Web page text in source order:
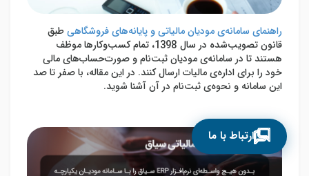
راهنمای سامانه‌ی مودیان مالیاتی و پایانه‌های فروشگاهی طبق
قانون تصویب‌شده در سال 1398، تمام کسب‌وکارها موظف
هستند تا در سامانه‌ی مودیان ثبت‌نام و صورت‌حساب‌های مالی
خود را برای اداره‌ی مالیات ارسال کنند. در این مقاله، با صفر تا صد
این سامانه و نحوه‌ی ثبت‌نام در آن آشنا شوید.
ارتباط با ما